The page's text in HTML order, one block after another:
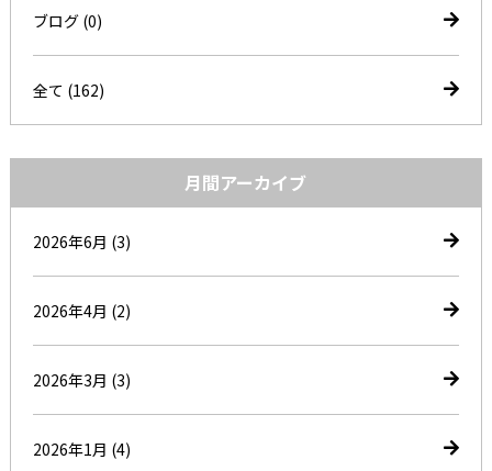
ブログ (0)
全て (162)
月間アーカイブ
2026年6月 (3)
2026年4月 (2)
2026年3月 (3)
2026年1月 (4)